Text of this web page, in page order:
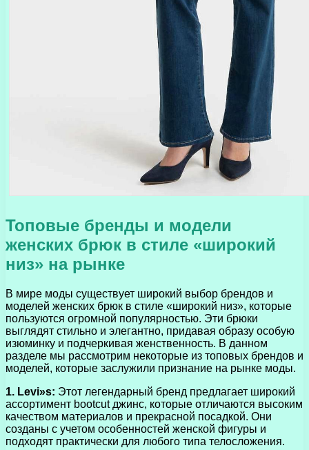
Топовые бренды и модели
женских брюк в стиле «широкий
низ» на рынке
В мире моды существует широкий выбор брендов и
моделей женских брюк в стиле «широкий низ», которые
пользуются огромной популярностью. Эти брюки
выглядят стильно и элегантно, придавая образу особую
изюминку и подчеркивая женственность. В данном
разделе мы рассмотрим некоторые из топовых брендов и
моделей, которые заслужили признание на рынке моды.
1. Levi»s: Этот легендарный бренд предлагает широкий
ассортимент bootcut джинс, которые отличаются высоким
качеством материалов и прекрасной посадкой. Они
созданы с учетом особенностей женской фигуры и
подходят практически для любого типа телосложения.